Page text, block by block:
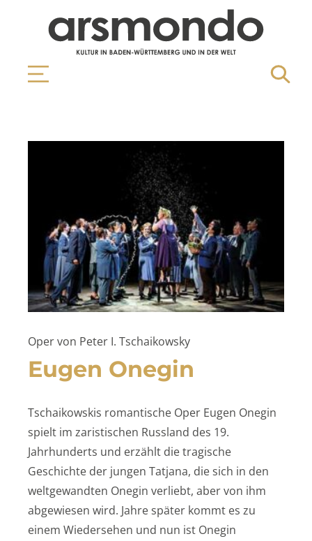
Oper von Peter I. Tschaikowsky
Eugen Onegin
Tschaikowskis romantische Oper Eugen Onegin
spielt im zaristischen Russland des 19.
Jahrhunderts und erzählt die tragische
Geschichte der jungen Tatjana, die sich in den
weltgewandten Onegin verliebt, aber von ihm
abgewiesen wird. Jahre später kommt es zu
einem Wiedersehen und nun ist Onegin